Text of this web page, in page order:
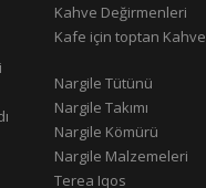
Kahve Değirmenleri
Kafe için toptan Kahve
Nargile Tütünü
Nargile Takımı
Nargile Kömürü
Nargile Malzemeleri
Terea Iqos